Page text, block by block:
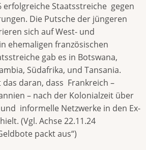
erfolgreiche Staatsstreiche gegen
Die Putsche der jüngeren
sich auf West- und
ehemaligen französischen
gab es in Botswana,
Südafrika, und Tansania.
daran, dass Frankreich –
– nach der Kolonialzeit über
informelle Netzwerke in den Ex-
(Vgl. Achse 22.11.24
packt aus“)